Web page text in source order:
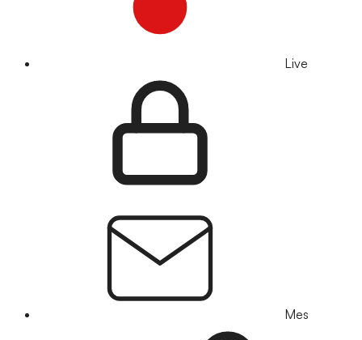
Live
Mes